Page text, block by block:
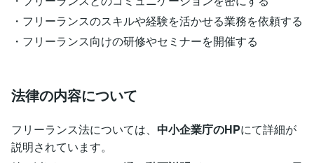
・フリーランスのスキルや経験を活かせる業務を依頼する
・フリーランス向けの研修やセミナーを開催する
法律の内容について
フリーランス法については、 中小企業庁のHPにて詳細が
説明されています。